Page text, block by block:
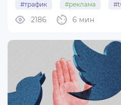
увеличилась до 450
в месяц, а среднее
соцсети выросло до
Ниже покажем
воронок, благодаря ...
#трафик #реклама
#убт 6 мин
2186